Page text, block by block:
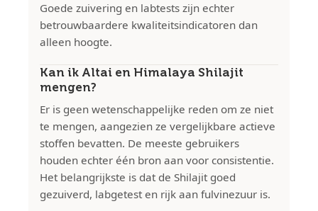
Goede zuivering en labtests zijn echter
betrouwbaardere kwaliteitsindicatoren dan
alleen hoogte.
Kan ik Altai en Himalaya Shilajit
mengen?
Er is geen wetenschappelijke reden om ze niet
te mengen, aangezien ze vergelijkbare actieve
stoffen bevatten. De meeste gebruikers
houden echter één bron aan voor consistentie.
Het belangrijkste is dat de Shilajit goed
gezuiverd, labgetest en rijk aan fulvinezuur is.